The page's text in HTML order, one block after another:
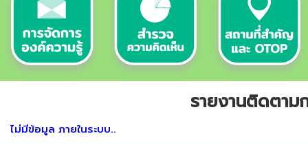
รายงานติดตาม
ไม่มีข้อมูล ภายในระบบ..